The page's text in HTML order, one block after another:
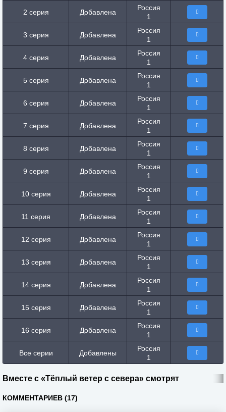
2 серия Добавлена
Россия
1
3 серия Добавлена
Россия
1
4 серия Добавлена
Россия
1
5 серия Добавлена
Россия
1
6 серия Добавлена
Россия
1
7 серия Добавлена
Россия
1
8 серия Добавлена
Россия
1
9 серия Добавлена
Россия
1
10 серия Добавлена
Россия
1
11 серия Добавлена
Россия
1
12 серия Добавлена
Россия
1
13 серия Добавлена
Россия
1
14 серия Добавлена
Россия
1
15 серия Добавлена
Россия
1
16 серия Добавлена
Россия
1
Все серии Добавлены
Россия
1
Вместе с «Тёплый ветер с севера» смотрят
КОММЕНТАРИЕВ (17)